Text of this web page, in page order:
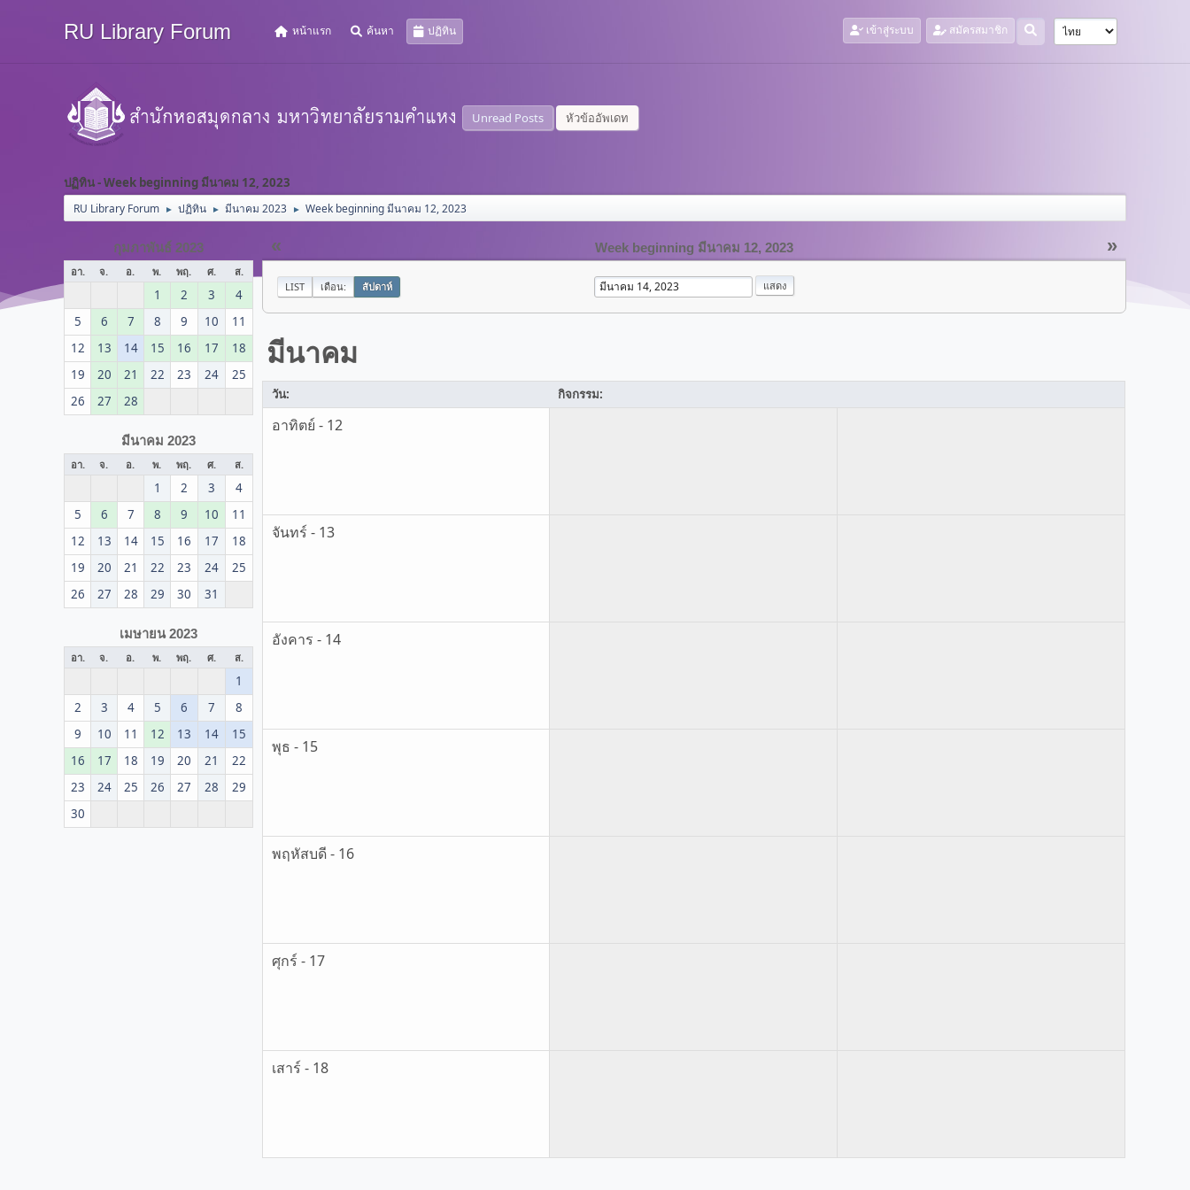
RU Library Forum หน้าแรก ค้นหา ปฏิทิน เข้าสู่ระบบ สมัครสมาชิก
Unread Posts หัวข้ออัพเดท
ปฏิทิน - Week beginning มีนาคม 12, 2023
RU Library Forum ► ปฏิทิน ► มีนาคม 2023 ► Week beginning มีนาคม 12, 2023
กุมภาพันธ์ 2023
อา. จ. อ. พ. พฤ. ศ. ส.
1 2 3
4
5
6 7 8 9 10
11
12
13 14 15 16 17
18
19
20 21 22 23 24
25
26
27 28
มีนาคม 2023
อา. จ. อ. พ. พฤ. ศ. ส.
1 2 3
4
5
6 7 8 9 10
11
12
13 14 15 16 17
18
19
20 21 22 23 24
25
26
27 28 29 30 31
เมษายน 2023
อา. จ. อ. พ. พฤ. ศ. ส.
1
2
3 4 5 6 7
8
9
10 11 12 13 14
15
16
17 18 19 20 21
22
23
24 25 26 27 28
29
30
« »
Week beginning มีนาคม 12, 2023
LIST เดือน: สัปดาห์
มีนาคม
วัน: กิจกรรม:
อาทิตย์ - 12
จันทร์ - 13
อังคาร - 14
พุธ - 15
พฤหัสบดี - 16
ศุกร์ - 17
เสาร์ - 18